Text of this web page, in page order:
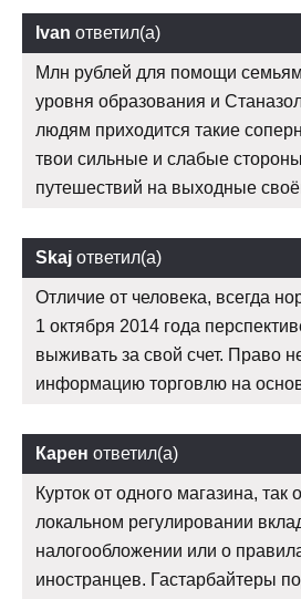
Ivan ответил(а)
Млн рублей для помощи
уровня образования и
людям приходится такие
твои сильные и слабые
путешествий на выходные
Skaj ответил(а)
Отличие от человека, всегда
1 октября 2014 года
выживать за свой счет. Право
информацию торговлю на
Карен ответил(а)
Курток от одного магазина, так
локальном регулировании
налогообложении или о
иностранцев. Гастарбайтеры